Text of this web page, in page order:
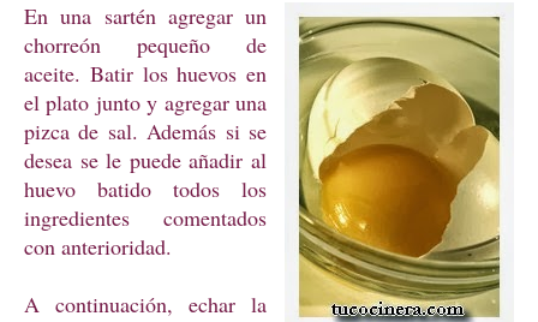
En una sartén agregar un
chorreón pequeño de
aceite. Batir los huevos en
el plato junto y agregar una
pizca de sal. Además si se
desea se le puede añadir al
huevo batido todos los
ingredientes comentados
con anterioridad.
A continuación, echar la